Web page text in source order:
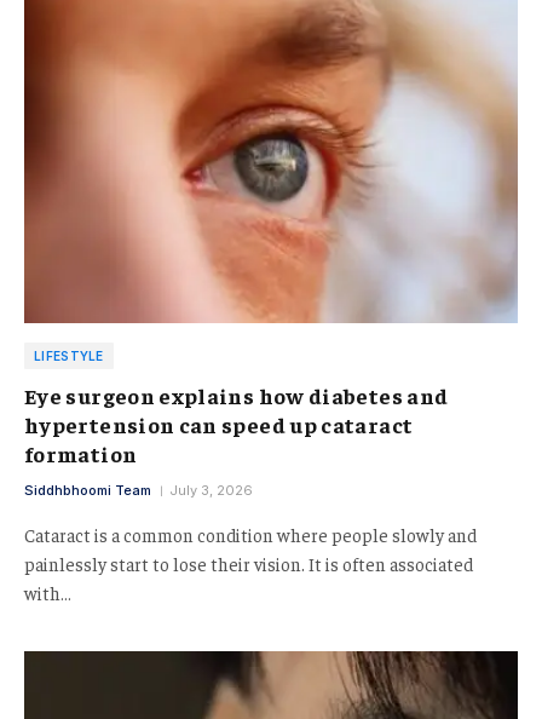
LIFESTYLE
Eye surgeon explains how diabetes and
hypertension can speed up cataract
formation
Siddhbhoomi Team July 3, 2026
Cataract is a common condition where people slowly and
painlessly start to lose their vision. It is often associated
with…